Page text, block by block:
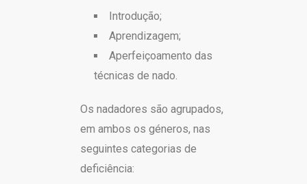
Introdução;
Aprendizagem;
Aperfeiçoamento das
técnicas de nado.
Os nadadores são agrupados,
em ambos os géneros, nas
seguintes categorias de
deficiência: